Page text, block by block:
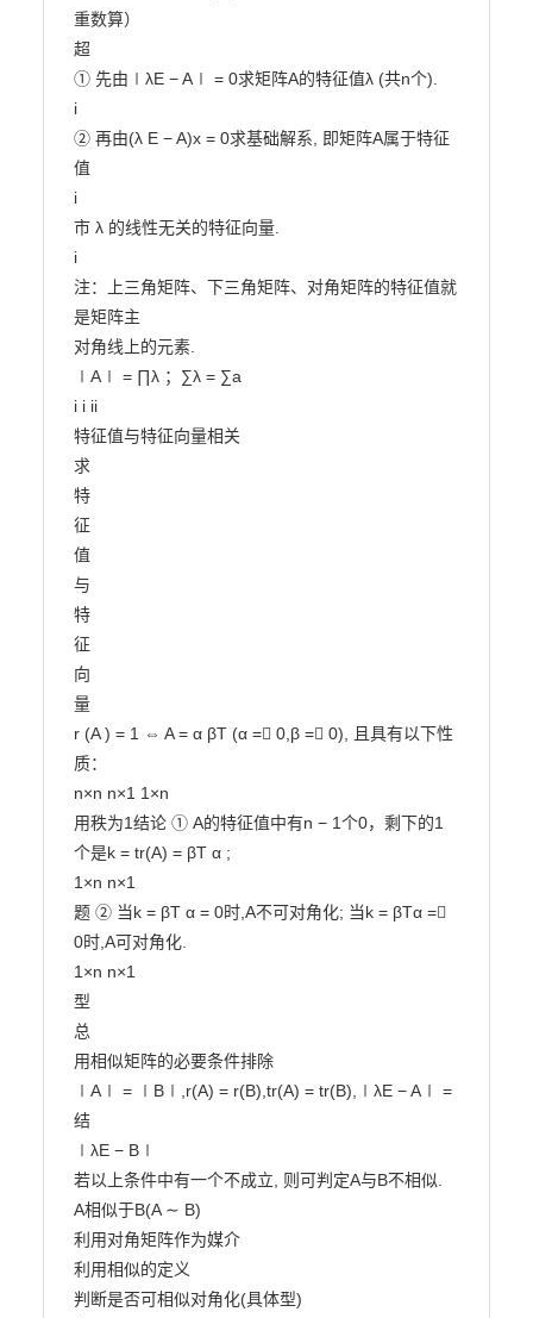
重数算）
超
① 先由∣λE − A∣ = 0求矩阵A的特征值λ (共n个).
i
② 再由(λ E − A)x = 0求基础解系, 即矩阵A属于特征
值
i
市 λ 的线性无关的特征向量.
i
注：上三角矩阵、下三角矩阵、对角矩阵的特征值就
是矩阵主
对角线上的元素.
∣A∣ = ∏λ ；∑λ = ∑a
i i ii
特征值与特征向量相关
求
特
征
值
与
特
征
向
量
r (A ) = 1 ⇔ A = α βT (α = 0,β = 0), 且具有以下性
质：
n×n n×1 1×n
用秩为1结论 ① A的特征值中有n − 1个0，剩下的1
个是k = tr(A) = βT α ;
1×n n×1
题 ② 当k = βT α = 0时,A不可对角化; 当k = βTα =
0时,A可对角化.
1×n n×1
型
总
用相似矩阵的必要条件排除
∣A∣ = ∣B∣,r(A) = r(B),tr(A) = tr(B),∣λE − A∣ =
结
∣λE − B∣
若以上条件中有一个不成立, 则可判定A与B不相似.
A相似于B(A ∼ B)
利用对角矩阵作为媒介
利用相似的定义
判断是否可相似对角化(具体型)